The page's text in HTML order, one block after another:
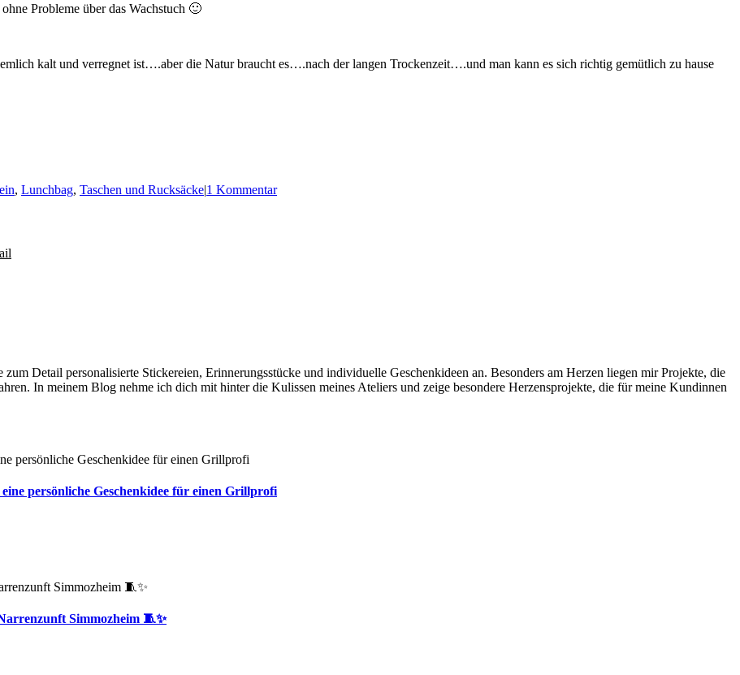
Probleme über das Wachstuch 🙂
kalt und verregnet ist….aber die Natur braucht es….nach der langen Trockenzeit….und man kann es sich richtig gemütlich zu hause
, Lunchbag, Taschen und Rucksäcke|1 Kommentar
Detail personalisierte Stickereien, Erinnerungsstücke und individuelle Geschenkideen an. Besonders am Herzen liegen mir Projekte, die
In meinem Blog nehme ich dich mit hinter die Kulissen meines Ateliers und zeige besondere Herzensprojekte, die für meine Kundinnen
persönliche Geschenkidee für einen Grillprofi
Simmozheim 🧵✨